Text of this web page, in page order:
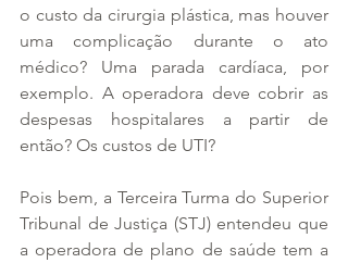
o custo da cirurgia plástica, mas houver
uma complicação durante o ato
médico? Uma parada cardíaca, por
exemplo. A operadora deve cobrir as
despesas hospitalares a partir de
então? Os custos de UTI?
Pois bem, a Terceira Turma do Superior
Tribunal de Justiça (STJ) entendeu que
a operadora de plano de saúde tem a